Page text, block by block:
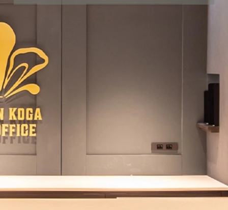
毛先が平らにそろっているので歯の表面をしっかり磨く
ことが出来ます。
・山切り型
しっかりと汚れを落とすことはとても大事です。
しかし、毎回の歯みがきにしっかりと磨ける時間を取れ
ない状況も多くあると思います。
外回りの仕事でお昼を食べた後、ちょっとでも磨きたい
時にいい歯ブラシや、飲み会帰りにちょうどいい歯ブラ
シなどもご提案できます。
他にも、ホワイトニング後の白さをキープしたい方向け
インプラントが入っている方向け
などなど、様々な用途に合わせた歯ブラシをご提案でき